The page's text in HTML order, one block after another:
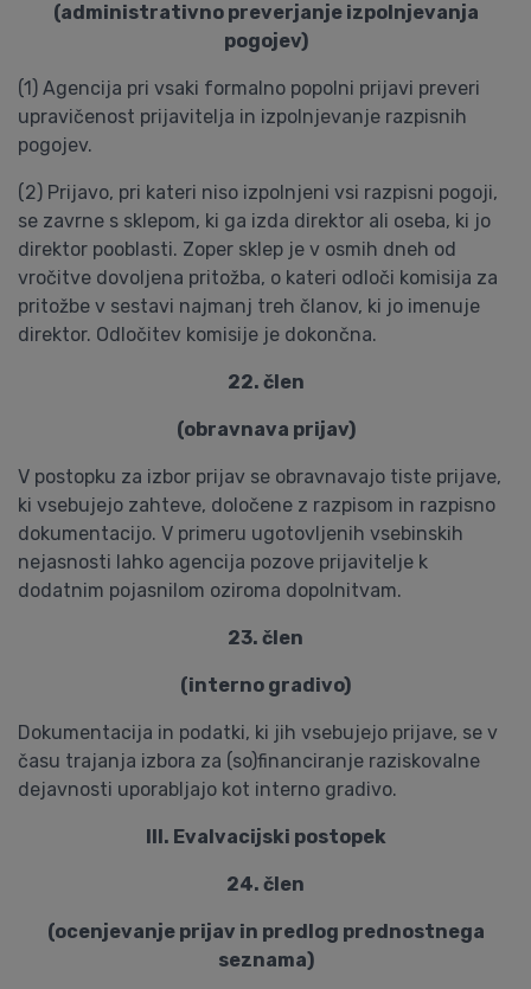
(administrativno preverjanje izpolnjevanja
pogojev)
(1) Agencija pri vsaki formalno popolni prijavi preveri
upravičenost prijavitelja in izpolnjevanje razpisnih
pogojev.
(2) Prijavo, pri kateri niso izpolnjeni vsi razpisni pogoji,
se zavrne s sklepom, ki ga izda direktor ali oseba, ki jo
direktor pooblasti. Zoper sklep je v osmih dneh od
vročitve dovoljena pritožba, o kateri odloči komisija za
pritožbe v sestavi najmanj treh članov, ki jo imenuje
direktor. Odločitev komisije je dokončna.
22. člen
(obravnava prijav)
V postopku za izbor prijav se obravnavajo tiste prijave,
ki vsebujejo zahteve, določene z razpisom in razpisno
dokumentacijo. V primeru ugotovljenih vsebinskih
nejasnosti lahko agencija pozove prijavitelje k
dodatnim pojasnilom oziroma dopolnitvam.
23. člen
(interno gradivo)
Dokumentacija in podatki, ki jih vsebujejo prijave, se v
času trajanja izbora za (so)financiranje raziskovalne
dejavnosti uporabljajo kot interno gradivo.
III. Evalvacijski postopek
24. člen
(ocenjevanje prijav in predlog prednostnega
seznama)